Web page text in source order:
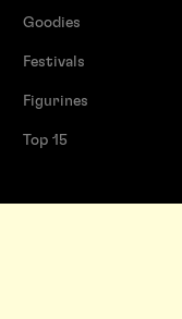
Goodies
Festivals
Figurines
Top 15